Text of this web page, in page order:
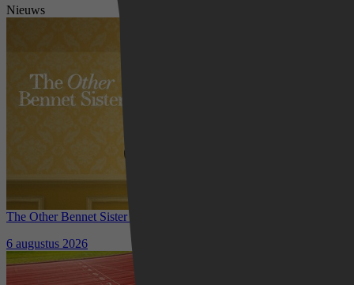
Nieuws
The Other Bennet Sister nu te zien op HBO Max: romantisch
kostuumdrama krijgt lovende recensies
6 augustus 2026